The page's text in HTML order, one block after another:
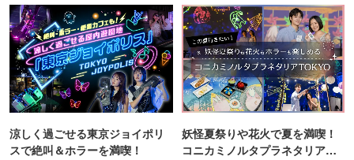
涼しく過ごせる東京ジョイポリ
スで絶叫＆ホラーを満喫！
妖怪夏祭りや花火で夏を満喫！
コニカミノルタプラネタリア